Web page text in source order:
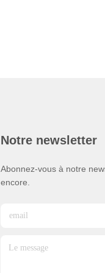
Notre newsletter
Abonnez-vous à notre
encore.